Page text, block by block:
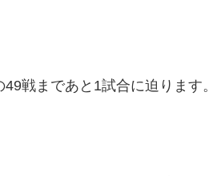
49戦まであと1試合に迫ります。